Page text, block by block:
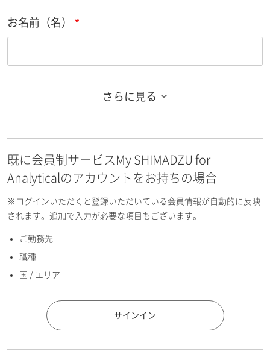
お名前（名）
お名前フリガナ（名）
E-mailアドレス（半角英数）
国 / エリア
さらに見る
既に会員制サービスMy SHIMADZU for
Analyticalのアカウントをお持ちの場合
※ログインいただくと登録いただいている会員情報が自動的に反映
されます。追加で入力が必要な項目もございます。
ご勤務先
職種
国 / エリア
サインイン